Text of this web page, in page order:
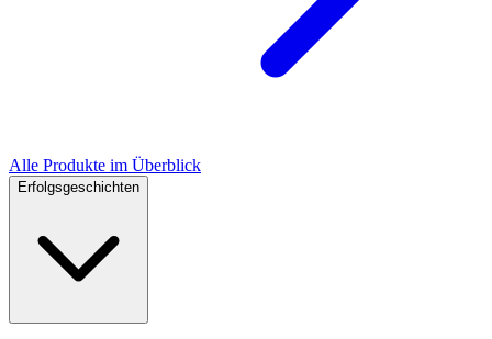
Alle Produkte im Überblick
Erfolgsgeschichten